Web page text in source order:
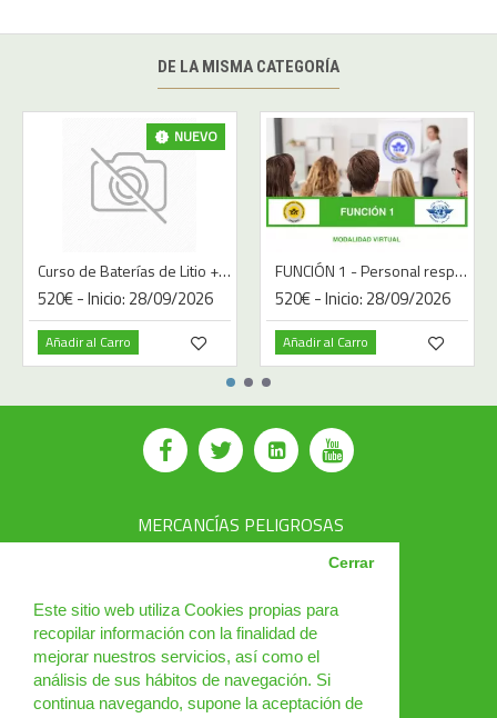
Este sitio web utiliza Cookies propias para
recopilar información con la finalidad de
mejorar nuestros servicios, así como el
análisis de sus hábitos de navegación. Si
continua navegando, supone la aceptación de
Cerrar
DE LA MISMA CATEGORÍA
NUEVO
Curso de Baterías de Litio + Sodio UN3090 / UN3091 / UN3480 / UN3481 / UN3551 / UN3552
520€ - Inicio: 28/09/2026
Añadir al Carro
FUNCIÓN 1 - Personal responsable de preparar los envíos de mercancías peligrosas
520€ - Inicio: 28/09/2026
Añadir al Carro
MERCANCÍAS PELIGROSAS
PRODUCTOS
CURSOS
NOTICIAS